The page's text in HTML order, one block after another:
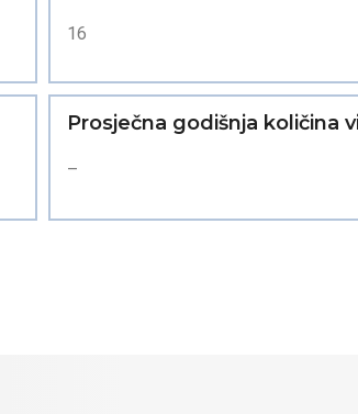
16
Prosječna godišnja količina
–